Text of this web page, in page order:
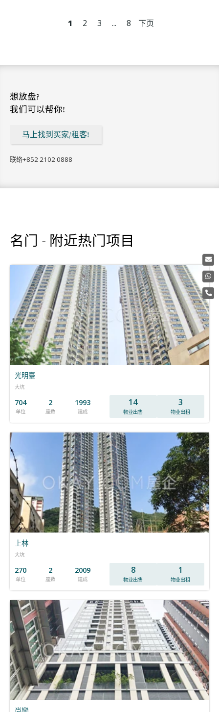
1 2 3 ... 8 下页
想放盘?
我们可以帮你!
马上找到买家/租客!
联络+852 2102 0888
名门 - 附近热门项目
光明臺
大坑
704
单位
2
座数
1993
建成
14
物业出售
3
物业出租
上林
大坑
270
单位
2
座数
2009
建成
8
物业出售
1
物业出租